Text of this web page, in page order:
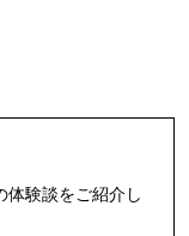
体験談をご紹介し